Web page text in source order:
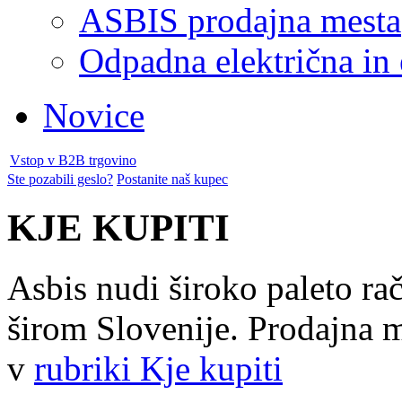
ASBIS prodajna mesta
Odpadna električna
Novice
Vstop v B2B trgovino
Ste pozabili geslo? Postanite naš kupec
KJE KUPITI
Asbis nudi široko paleto
širom Slovenije. Prodajna
v rubriki Kje kupiti